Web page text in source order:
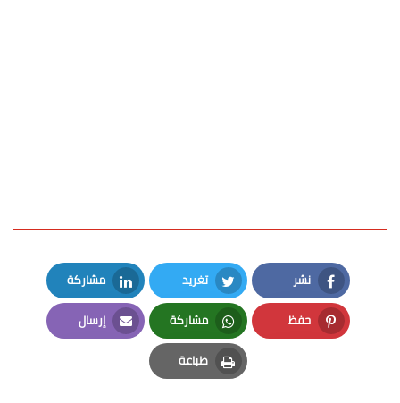
نشر
Facebook
تغريد
Twitter
مشاركة
LinkedIn
حفظ
Pinterest
مشاركة
Whatsapp
إرسال
Email
طباعة
Print